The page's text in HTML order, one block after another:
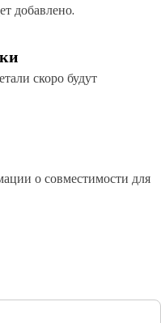
добавлено.
скоро будут
о совместимости для